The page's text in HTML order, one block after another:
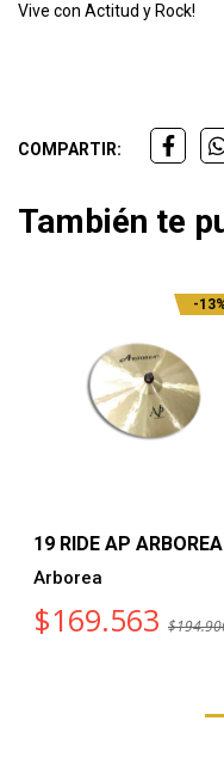
Vive con Actitud y Rock!
COMPARTIR:
También te
-
19 RIDE AP ARBOREA
Arborea
$169.563